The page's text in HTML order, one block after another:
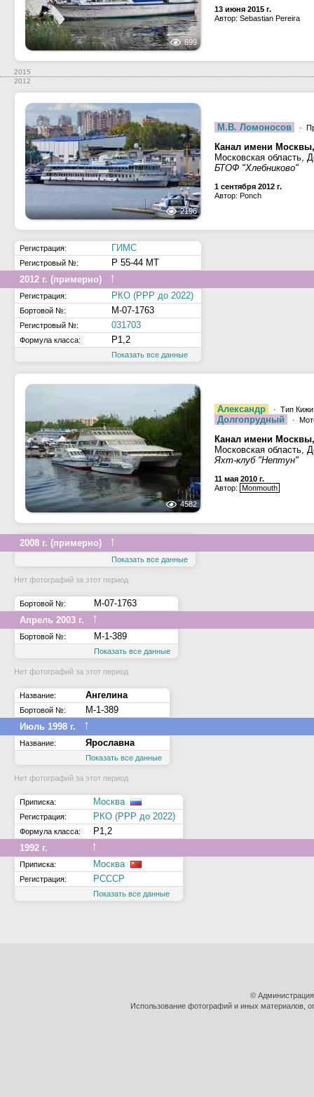
699
13 июня 2015 г.
Автор: Sebastian Pereira
2015
2012
2196
М.В. Ломоносов ·
Канал имени
Московская область,
БТОФ "Хлебниково"
1 сентября 2012 г.
Автор: Ponch
Регистрация: ГИМС
Регистровый №:
Р 55-44 МТ
2012 г. (примерно)
↑
Регистрация: РКО (РРР до 2022)
Бортовой №: М-07-1763
Регистровый №: 031703
Формула класса: Р1,2
Показать все данные
4582
Александр · Тип
Долгопрудный ·
Канал имени
Московская область,
Яхт-клуб "Нептун"
11 мая 2010 г.
Автор: Monmouth
2008 г. (примерно) ↑
Показать все данные
Нет фотографий за этот период
Бортовой №:
М-07-1763
Апрель 2003 г.
↑
Бортовой №: М-1-389
Показать все данные
Нет фотографий за этот период
Название: Ангелина
Бортовой №:
М-1-389
Июль 1998 г.
↑
Название: Ярославна
Показать все данные
Нет фотографий за этот период
Приписка: Москва
Регистрация: РКО (РРР до 2022)
Формула класса:
Р1,2
1992 г.
↑
Приписка: Москва
Регистрация: РСССР
Показать все данные
©
Использование фотографий и иных материалов,